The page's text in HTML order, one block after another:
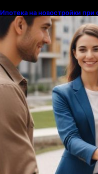
Ипотека на новостройки
напрямую у застройщика